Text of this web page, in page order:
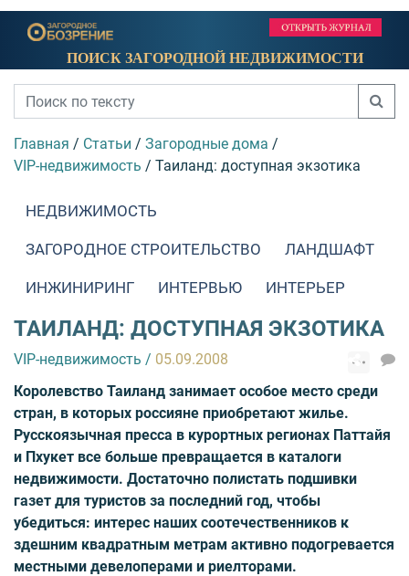
ПОИСК ЗАГОРОДНОЙ НЕДВИЖИМОСТИ
Главная / Статьи / Загородные дома /
VIP-недвижимость / Таиланд: доступная экзотика
НЕДВИЖИМОСТЬ
ЗАГОРОДНОЕ СТРОИТЕЛЬСТВО ЛАНДШАФТ
ИНЖИНИРИНГ ИНТЕРВЬЮ ИНТЕРЬЕР
ТАИЛАНД: ДОСТУПНАЯ ЭКЗОТИКА
VIP-недвижимость / 05.09.2008
Королевство Таиланд занимает особое место среди
стран, в которых россияне приобретают жилье.
Русскоязычная пресса в курортных регионах Паттайя
и Пхукет все больше превращается в каталоги
недвижимости. Достаточно полистать подшивки
газет для туристов за последний год, чтобы
убедиться: интерес наших соотечественников к
здешним квадратным метрам активно подогревается
местными девелоперами и риелторами.